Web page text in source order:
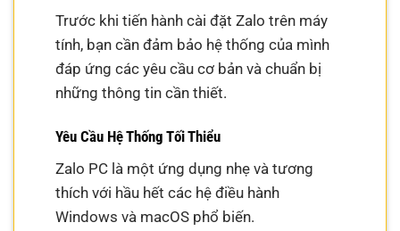
Trước khi tiến hành cài đặt Zalo trên máy
tính, bạn cần đảm bảo hệ thống của mình
đáp ứng các yêu cầu cơ bản và chuẩn bị
những thông tin cần thiết.
Yêu Cầu Hệ Thống Tối Thiểu
Zalo PC là một ứng dụng nhẹ và tương
thích với hầu hết các hệ điều hành
Windows và macOS phổ biến.